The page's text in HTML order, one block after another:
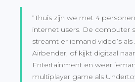
“Thuis zijn we met 4
internet users. De computer
streamt er iemand video’s als
Airbender, of kijkt digitaal
Entertainment en weer
multiplayer game als